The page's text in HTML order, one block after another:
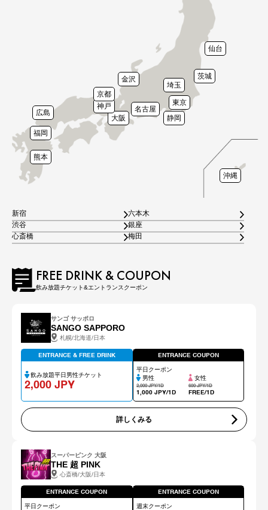
東京
仙台
大阪
神戸 名古屋
埼玉
静岡
京都
広島
福岡
熊本
沖縄
茨城
金沢
新宿
六本木
渋谷
銀座
心斎橋
梅田
FREE DRINK & COUPON
飲み放題チケット&エントランスクーポン
サンゴ サッポロ
SANGO SAPPORO
札幌/北海道/日本
ENTRANCE & FREE DRINK
飲み放題平日男性チケット
2,000 JPY
ENTRANCE COUPON
平日クーポン
男性
2,000 JPY/1D
1,000 JPY/1D
女性
600 JPY/1D
FREE/1D
詳しくみる
スーパーピンク 大阪
THE 超 PINK
心斎橋/大阪/日本
ENTRANCE COUPON
平日クーポン
ENTRANCE COUPON
週末クーポン